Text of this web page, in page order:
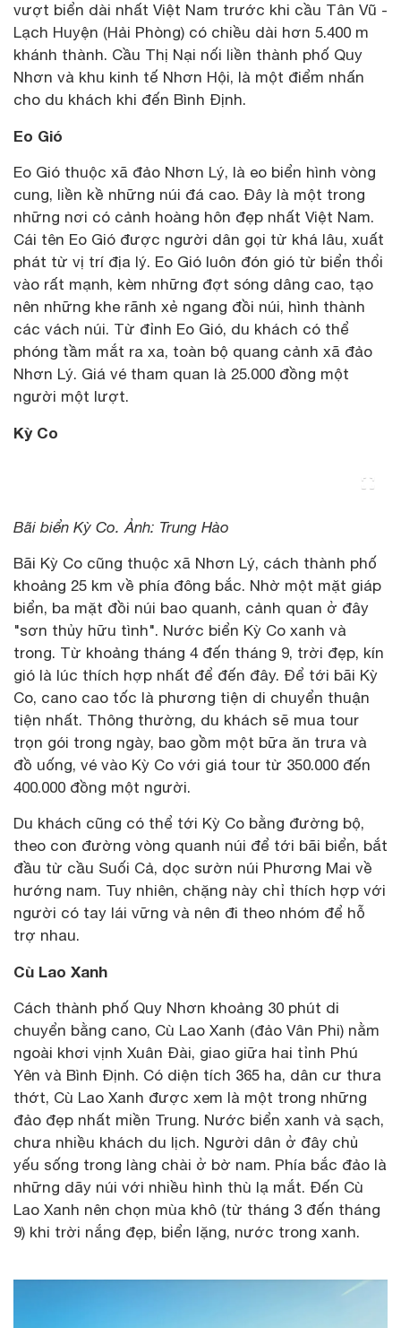
vượt biển dài nhất Việt Nam trước khi cầu Tân Vũ -
Lạch Huyện (Hải Phòng) có chiều dài hơn 5.400 m
khánh thành. Cầu Thị Nại nối liền thành phố Quy
Nhơn và khu kinh tế Nhơn Hội, là một điểm nhấn
cho du khách khi đến Bình Định.
Eo Gió
Eo Gió thuộc xã đảo Nhơn Lý, là eo biển hình vòng
cung, liền kề những núi đá cao. Đây là một trong
những nơi có cảnh hoàng hôn đẹp nhất Việt Nam.
Cái tên Eo Gió được người dân gọi từ khá lâu, xuất
phát từ vị trí địa lý. Eo Gió luôn đón gió từ biển thổi
vào rất mạnh, kèm những đợt sóng dâng cao, tạo
nên những khe rãnh xẻ ngang đồi núi, hình thành
các vách núi. Từ đỉnh Eo Gió, du khách có thể
phóng tầm mắt ra xa, toàn bộ quang cảnh xã đảo
Nhơn Lý. Giá vé tham quan là 25.000 đồng một
người một lượt.
Kỳ Co
Bãi biển Kỳ Co. Ảnh: Trung Hào
Bãi Kỳ Co cũng thuộc xã Nhơn Lý, cách thành phố
khoảng 25 km về phía đông bắc. Nhờ một mặt giáp
biển, ba mặt đồi núi bao quanh, cảnh quan ở đây
"sơn thủy hữu tình". Nước biển Kỳ Co xanh và
trong. Từ khoảng tháng 4 đến tháng 9, trời đẹp, kín
gió là lúc thích hợp nhất để đến đây. Để tới bãi Kỳ
Co, cano cao tốc là phương tiện di chuyển thuận
tiện nhất. Thông thường, du khách sẽ mua tour
trọn gói trong ngày, bao gồm một bữa ăn trưa và
đồ uống, vé vào Kỳ Co với giá tour từ 350.000 đến
400.000 đồng một người.
Du khách cũng có thể tới Kỳ Co bằng đường bộ,
theo con đường vòng quanh núi để tới bãi biển, bắt
đầu từ cầu Suối Cả, dọc sườn núi Phương Mai về
hướng nam. Tuy nhiên, chặng này chỉ thích hợp với
người có tay lái vững và nên đi theo nhóm để hỗ
trợ nhau.
Cù Lao Xanh
Cách thành phố Quy Nhơn khoảng 30 phút di
chuyển bằng cano, Cù Lao Xanh (đảo Vân Phi) nằm
ngoài khơi vịnh Xuân Đài, giao giữa hai tỉnh Phú
Yên và Bình Định. Có diện tích 365 ha, dân cư thưa
thớt, Cù Lao Xanh được xem là một trong những
đảo đẹp nhất miền Trung. Nước biển xanh và sạch,
chưa nhiều khách du lịch. Người dân ở đây chủ
yếu sống trong làng chài ở bờ nam. Phía bắc đảo là
những dãy núi với nhiều hình thù lạ mắt. Đến Cù
Lao Xanh nên chọn mùa khô (từ tháng 3 đến tháng
9) khi trời nắng đẹp, biển lặng, nước trong xanh.